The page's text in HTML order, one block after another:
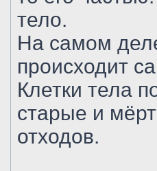
тело.
На самом
происходит
Клетки тела
старые и
отходов.